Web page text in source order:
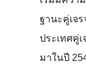
ฐานะคู่เจ
ประเทศคู่
มาในปี